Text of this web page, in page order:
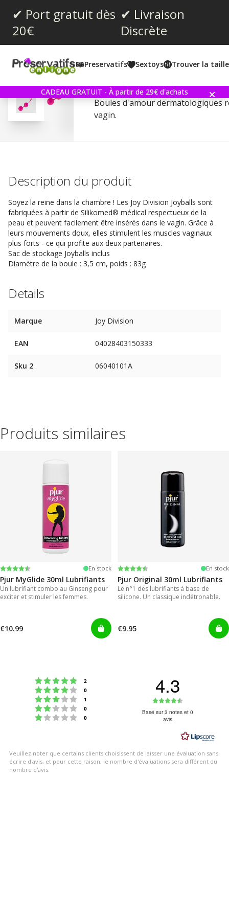
✔ Port gratuit dès
20€
✔ Livraison
Discrète
Preservatifs Sextoys Trouver la
CADEAU GRATUIT - À partir de 29€ d'achats
Note moyenne:
4.3 votes:
3
Joy Division Joyballs Rose
Boules d'amour dermatologiques
vagin.
Description du produit
Soyez la reine dans la chambre ! Les Joy Division Joyballs sont
fabriquées à partir de Silikomed® médical respectueux de la
peau et peuvent facilement être insérés dans le vagin. Grâce à
leurs mouvements doux, elles stimulent les muscles vaginaux
plus forts - ce qui profite aux deux partenaires.
Sac de stockage Joyballs inclus
Diamètre de la boule : 3,5 cm, poids : 83g
Details
Marque Joy Division
EAN 04028403150333
Sku 2 06040101A
Produits similaires
Note:
4.2 sur 5 étoiles En stock
Pjur MyGlide 30ml Lubrifiants
Un lubrifiant combo au Ginseng pour
exciter et stimuler les femmes.
€10.99
Note:
4.2 sur 5 étoiles En stock
Pjur Original 30ml Lubrifiants
Le n°1 des lubrifiants à base de
silicone. Un classique indétronable.
€9.95
Note : 5 étoiles sur 5
2
Note : 4 étoiles sur 5
0
Note : 3 étoiles sur 5
1
Note : 2 étoiles sur 5
0
Note : 1 étoiles sur 5
0
4.3
:
étoiles
sur
5
Basé sur 3 notes et 0
avis
Veuillez noter que certains clients choisissent de laisser une évaluation sans
écrire d'avis, et pour cette raison, le nombre d'évaluations sera différent du
nombre d'avis.